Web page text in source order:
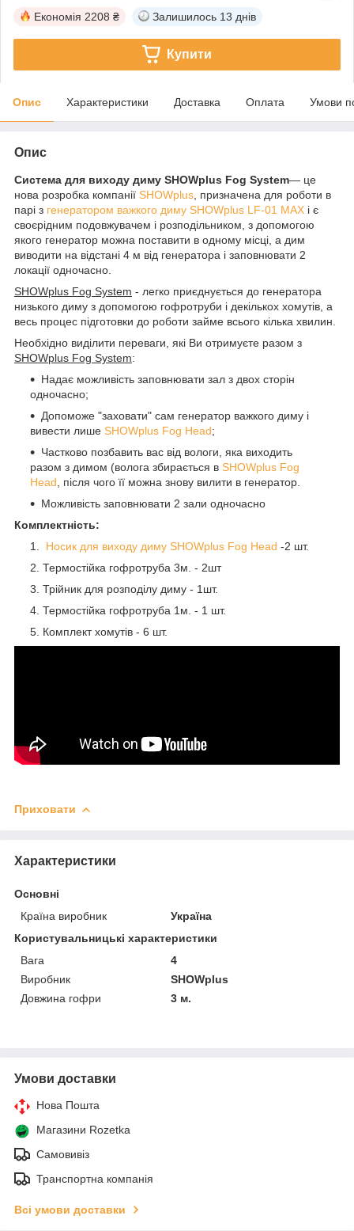
Економія 2208 ₴ Залишилось 13 днів
Купити
Опис Характеристики Доставка Оплата Умови
Опис
Система для виходу диму SHOWplus Fog System― це
нова розробка компанії SHOWplus , призначена для роботи в
парі з генератором важкого диму SHOWplus LF-01 MAX і є
своєрідним подовжувачем і розподільником, з допомогою
якого генератор можна поставити в одному місці, а дим
виводити на відстані 4 м від генератора і заповнювати 2
локації одночасно.
SHOWplus Fog System - легко приєднується до генератора
низького диму з допомогою гофротруби і декількох хомутів, а
весь процес підготовки до роботи займе всього кілька хвилин.
Необхідно виділити переваги, які Ви отримуєте разом з
SHOWplus Fog System:
Надає можливість заповнювати зал з двох сторін
одночасно;
Допоможе "заховати" сам генератор важкого диму і
вивести лише SHOWplus Fog Head;
Частково позбавить вас від вологи, яка виходить
разом з димом (волога збирається в SHOWplus Fog
Head , після чого її можна знову вилити в генератор.
Можливість заповнювати 2 зали одночасно
Комплектність:
Носик для виходу диму SHOWplus Fog Head -2 шт.
Термостійка гофротруба 3м. - 2шт
Трійник для розподілу диму - 1шт.
Термостійка гофротруба 1м. - 1 шт.
Комплект хомутів - 6 шт.
Приховати
Характеристики
Основні
Країна виробник
Україна
Користувальницькі характеристики
Вага
4
Виробник
SHOWplus
Довжина гофри
3 м.
Умови доставки
Нова Пошта
Магазини Rozetka
Самовивіз
Транспортна компанія
Всі умови доставки